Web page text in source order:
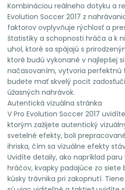
Kombináciou reálneho dotyku a
Evolution Soccer 2017 z
faktorov ovplyvňuje rýchlosť a
štatistiky a schopnosti hráča a k
uhol, ktoré sa spájajú s
ktoré budú vykonané v najlepšej
načasovaním, vytvoria perfektnú
budete mať skvelý pocit
úžasných nahrávok.
Autentická vizuálna stránka
V Pro Evolution Soccer 2017
ktorým zažijete autentický
svetelné efekty, boli
ihriska, čím sa vizuálne efekty
Uvidíte detaily, ako napríklad
hráčov, kvapky padajúce zo siete
kúsky trávnika pri zakopnutí.